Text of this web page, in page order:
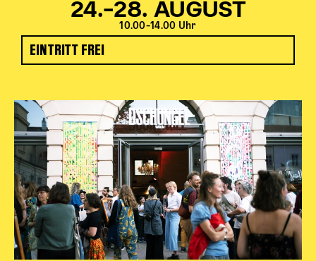
24.–28. AUGUST
10.00–14.00 Uhr
EINTRITT FREI